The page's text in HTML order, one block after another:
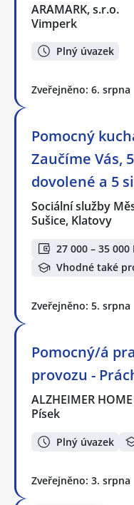
ARAMARK, s.r.o.
Vimperk
Plný úvazek
Zveřejněno: 6. srpna
Pomocný
Zaučíme Vás,
dovolené a 5
Sociální služby
Sušice, Klatovy
27 000 – 35 000
Vhodné také
Zveřejněno: 5. srpna
Pomocný/á
provozu -
ALZHEIMER
Písek
Plný úvazek
Zveřejněno: 3. srpna